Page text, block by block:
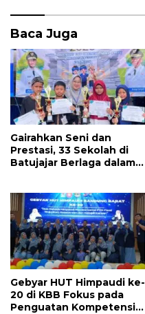
Baca Juga
Gairahkan Seni dan
Prestasi, 33 Sekolah di
Batujajar Berlaga dalam
Gebyar HUT Himpaudi ke-
20 di KBB Fokus pada
Penguatan Kompetensi